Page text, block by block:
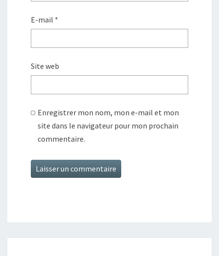
E-mail *
Site web
Enregistrer mon nom, mon e-mail et mon
site dans le navigateur pour mon prochain
commentaire.